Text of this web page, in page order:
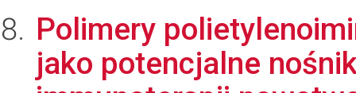
Polimery
jako potencjalne